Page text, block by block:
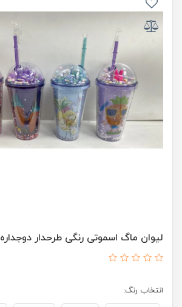
لیوان ماگ اسموتی رنگی طرحدار دوجداره
انتخاب رنگ: